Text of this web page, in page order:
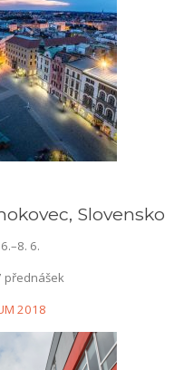
Slovensko
6.
přednášek
2018